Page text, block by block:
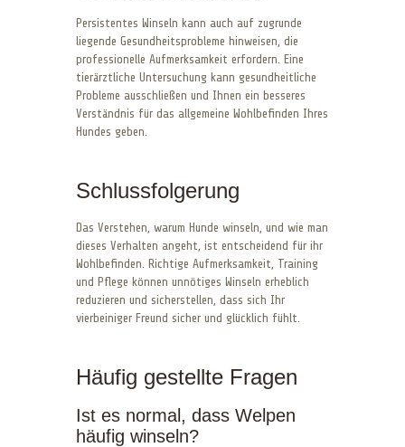
Persistentes Winseln kann auch auf zugrunde
liegende Gesundheitsprobleme hinweisen, die
professionelle Aufmerksamkeit erfordern. Eine
tierärztliche Untersuchung kann gesundheitliche
Probleme ausschließen und Ihnen ein besseres
Verständnis für das allgemeine Wohlbefinden Ihres
Hundes geben.
Schlussfolgerung
Das Verstehen, warum Hunde winseln, und wie man
dieses Verhalten angeht, ist entscheidend für ihr
Wohlbefinden. Richtige Aufmerksamkeit, Training
und Pflege können unnötiges Winseln erheblich
reduzieren und sicherstellen, dass sich Ihr
vierbeiniger Freund sicher und glücklich fühlt.
Häufig gestellte Fragen
Ist es normal, dass Welpen
häufig winseln?